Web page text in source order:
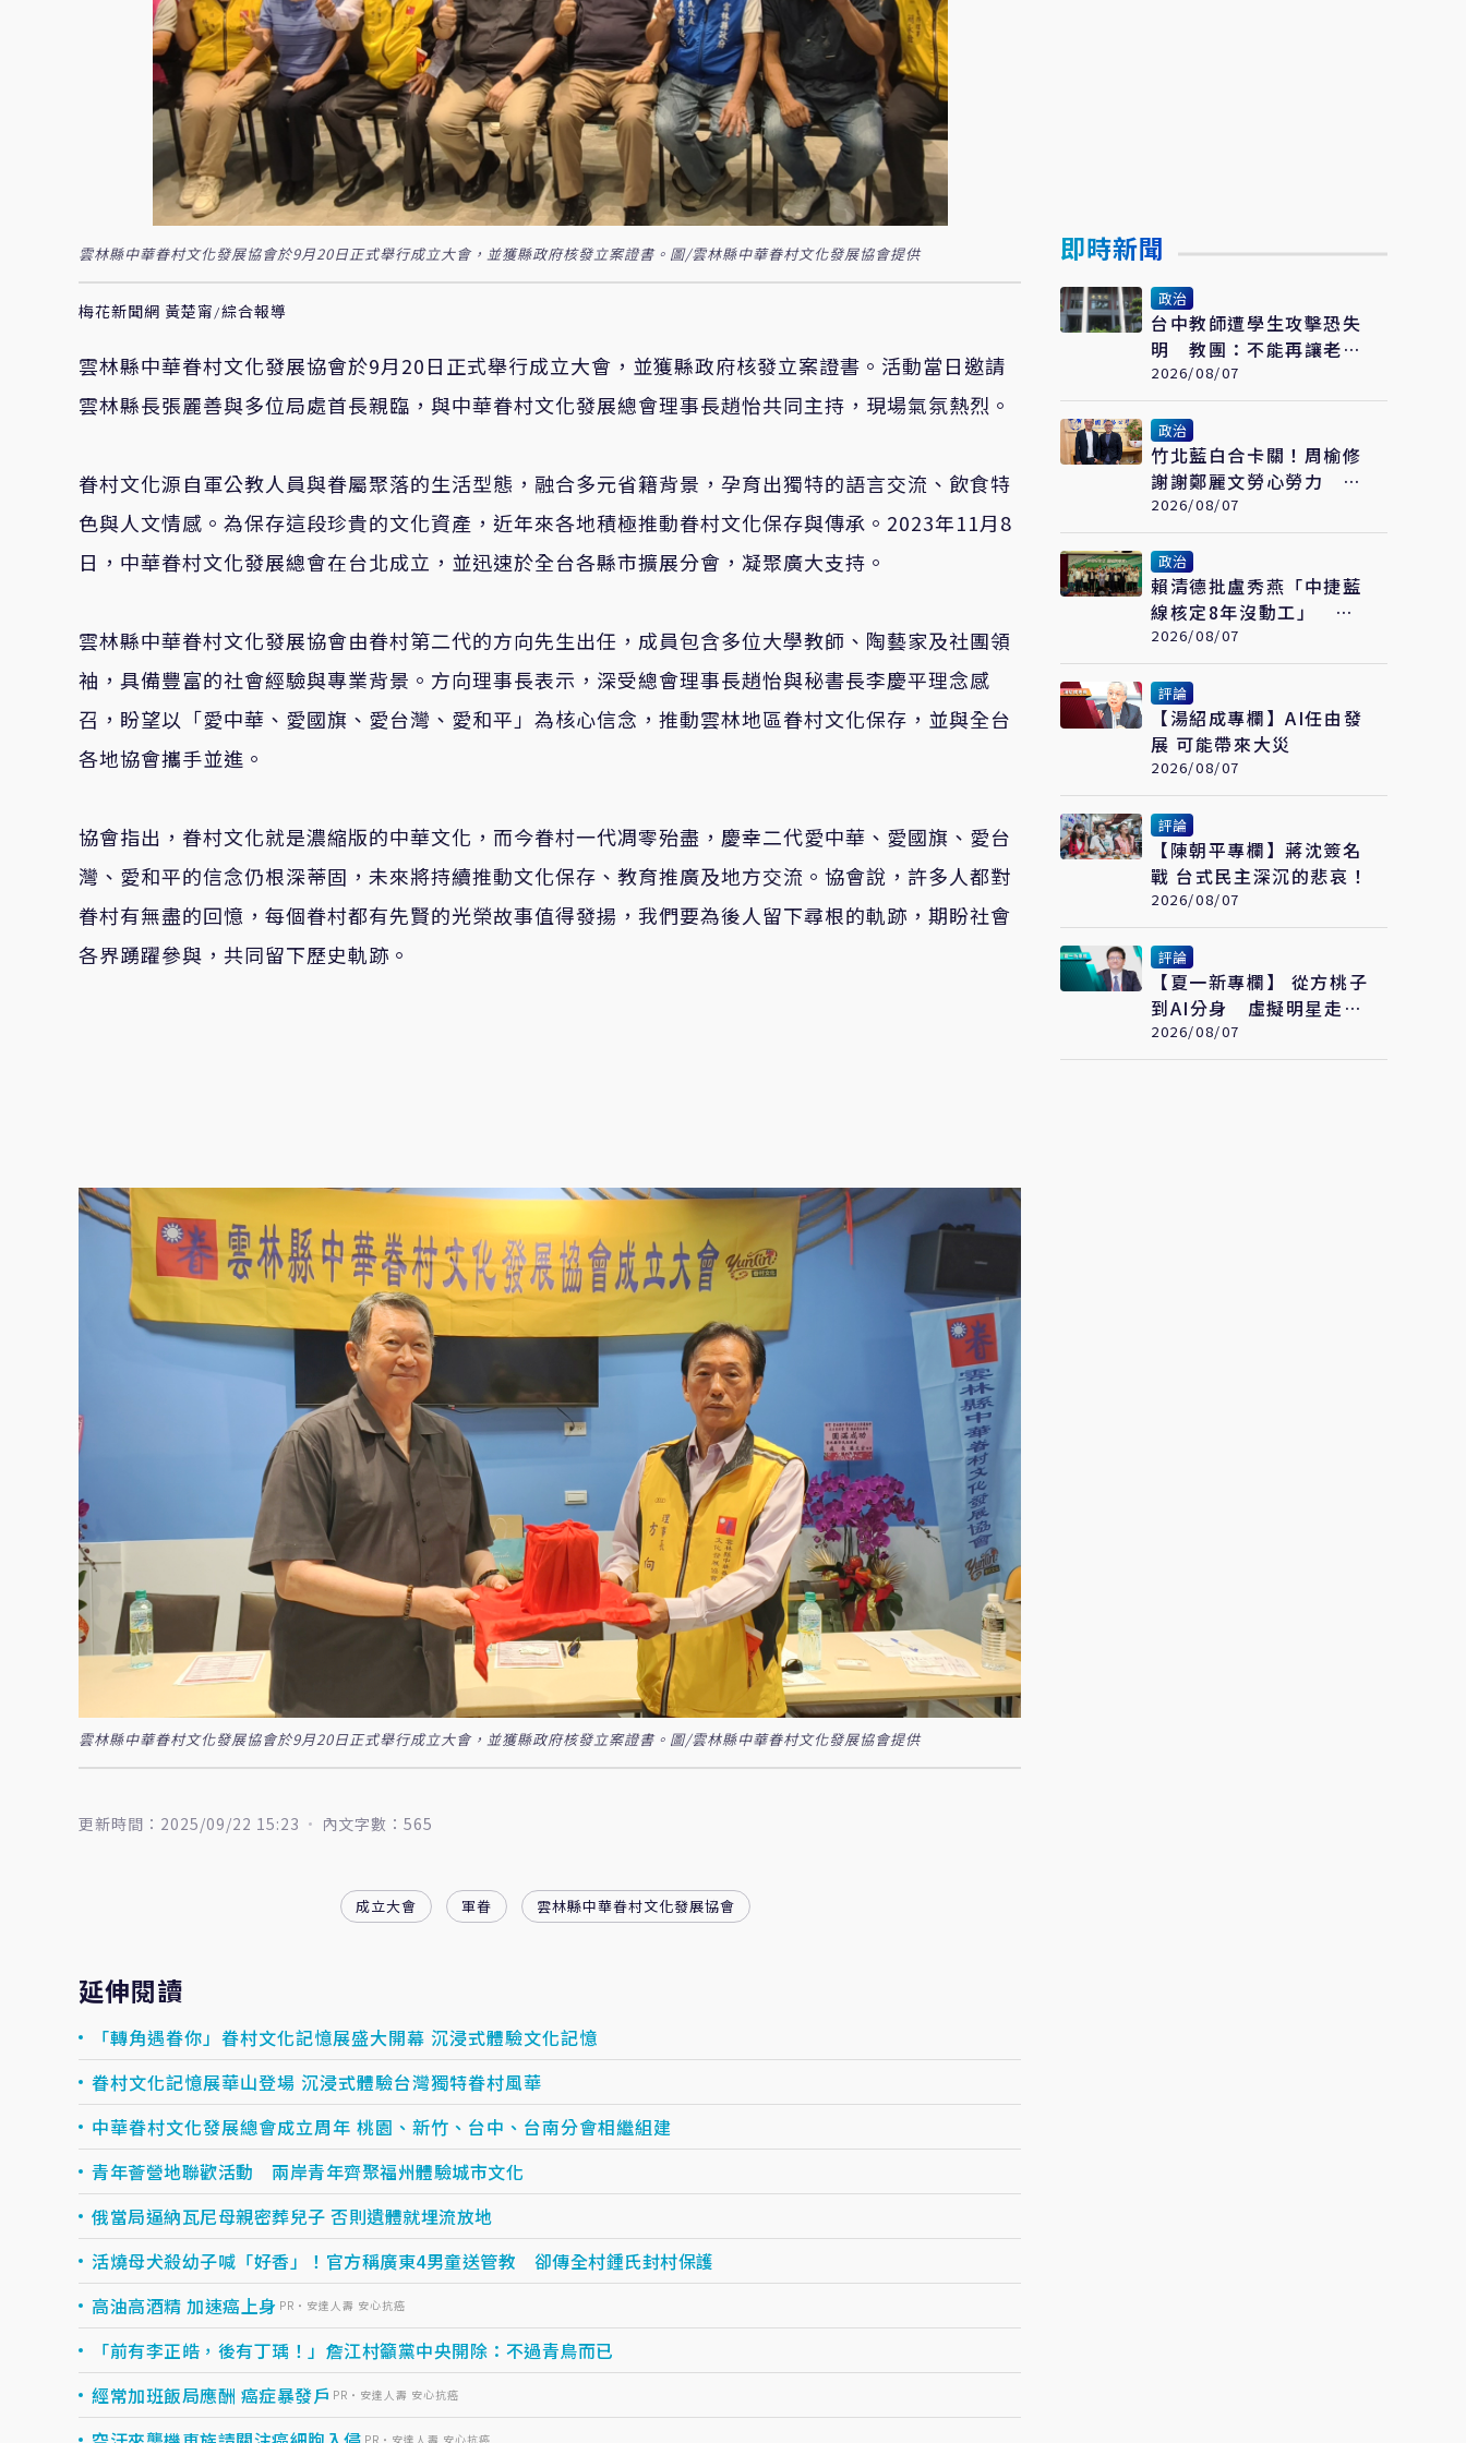
雲林縣中華眷村文化發展協會於9月20日正式舉行成立大會，並獲縣政府核發立案證書。圖/雲林縣中華眷村文化發展協會提供
梅花新聞網 黃楚甯/綜合報導
雲林縣中華眷村文化發展協會於9月20日正式舉行成立大會，並獲縣政府核發立案證書。活動當日邀請
雲林縣長張麗善與多位局處首長親臨，與中華眷村文化發展總會理事長趙怡共同主持，現場氣氛熱烈。
眷村文化源自軍公教人員與眷屬聚落的生活型態，融合多元省籍背景，孕育出獨特的語言交流、飲食特
色與人文情感。為保存這段珍貴的文化資產，近年來各地積極推動眷村文化保存與傳承。2023年11月8
日，中華眷村文化發展總會在台北成立，並迅速於全台各縣市擴展分會，凝聚廣大支持。
雲林縣中華眷村文化發展協會由眷村第二代的方向先生出任，成員包含多位大學教師、陶藝家及社團領
袖，具備豐富的社會經驗與專業背景。方向理事長表示，深受總會理事長趙怡與秘書長李慶平理念感
召，盼望以「愛中華、愛國旗、愛台灣、愛和平」為核心信念，推動雲林地區眷村文化保存，並與全台
各地協會攜手並進。
協會指出，眷村文化就是濃縮版的中華文化，而今眷村一代凋零殆盡，慶幸二代愛中華、愛國旗、愛台
灣、愛和平的信念仍根深蒂固，未來將持續推動文化保存、教育推廣及地方交流。協會說，許多人都對
眷村有無盡的回憶，每個眷村都有先賢的光榮故事值得發揚，我們要為後人留下尋根的軌跡，期盼社會
各界踴躍參與，共同留下歷史軌跡。
雲林縣中華眷村文化發展協會於9月20日正式舉行成立大會，並獲縣政府核發立案證書。圖/雲林縣中華眷村文化發展協會提供
更新時間：2025/09/22 15:23 內文字數：565
成立大會 軍眷 雲林縣中華眷村文化發展協會
延伸閱讀
「轉角遇眷你」眷村文化記憶展盛大開幕 沉浸式體驗文化記憶
眷村文化記憶展華山登場 沉浸式體驗台灣獨特眷村風華
中華眷村文化發展總會成立周年 桃園、新竹、台中、台南分會相繼組建
青年薈營地聯歡活動 兩岸青年齊聚福州體驗城市文化
俄當局逼納瓦尼母親密葬兒子 否則遺體就埋流放地
活燒母犬殺幼子喊「好香」！官方稱廣東4男童送管教 卻傳全村鍾氏封村保護
高油高酒精 加速癌上身 PR・安達人壽 安心抗癌
「前有李正皓，後有丁瑀！」詹江村籲黨中央開除：不過青鳥而已
經常加班飯局應酬 癌症暴發戶 PR・安達人壽 安心抗癌
PR・安達人壽 安心抗癌
即時新聞
政治
台中教師遭學生攻擊恐失
明 教團：不能再讓老師
用肉身擋危險
2026/08/07
政治
竹北藍白合卡關！周榆修
謝謝鄭麗文勞心勞力 喊
話盼國民黨說到做到
2026/08/07
政治
賴清德批盧秀燕「中捷藍
線核定8年沒動工」 黃
健豪：萊爾校長開口就說
謊
2026/08/07
評論
【湯紹成專欄】AI任由發
展 可能帶來大災
2026/08/07
評論
【陳朝平專欄】蔣沈簽名
戰 台式民主深沉的悲哀！
2026/08/07
評論
【夏一新專欄】 從方桃子
到AI分身 虛擬明星走向
全球影視
2026/08/07